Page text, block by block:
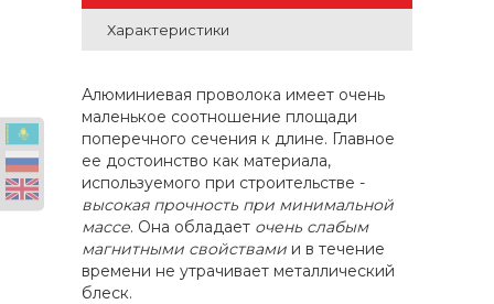
Характеристики
Алюминиевая проволока имеет очень
маленькое соотношение площади
поперечного сечения к длине. Главное
ее достоинство как материала,
используемого при строительстве -
высокая прочность при минимальной
массе. Она обладает очень слабым
магнитными свойствами и в течение
времени не утрачивает металлический
блеск.